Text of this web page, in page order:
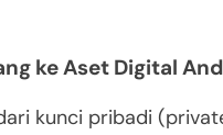
ke Aset Digital
kunci pribadi